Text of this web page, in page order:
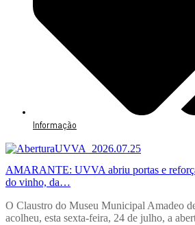
Informação
AMARANTE: UVVA abriu portas e
do vinho, da…
O Claustro do Museu Municipal Amadeo
acolheu, esta sexta-feira, 24 de julho, a